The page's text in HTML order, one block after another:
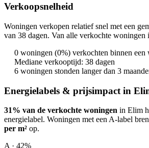
Verkoopsnelheid
Woningen verkopen relatief snel met een
van 38 dagen. Van alle verkochte woningen
0 woningen (0%) verkochten binnen een
Mediane verkooptijd: 38 dagen
6 woningen stonden langer dan 3
Energielabels & prijsimpact in
31% van de verkochte woningen in Elim
energielabel. Woningen met een A-label
per m² op.
A · 42%